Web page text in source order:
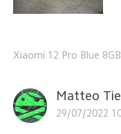
Xiaomi 12 Pro Blue
Matteo
29/07/2022